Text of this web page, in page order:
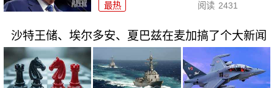
最热 阅读 2431
沙特王储、埃尔多安、夏巴兹在麦加搞了个大新闻